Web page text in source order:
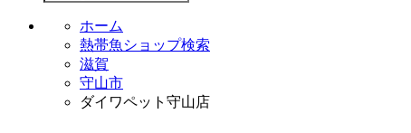
ホーム
熱帯魚ショップ検索
滋賀
守山市
ダイワペット守山店